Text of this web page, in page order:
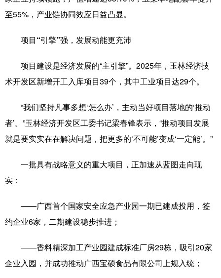
辽宁 吉林 上海 江苏
山东 河南
广东 广西 海南 重庆
四川 贵州 云南 西藏
陕西 甘肃 青海 宁夏
新疆 内蒙古 黑龙江
多语种频道
Русский язык 日本語 한국어
至55%，产业链协同效应日益凸显。
项目“引擎”强，发展动能更充沛
项目建设是经济发展的“主引擎”。2025年，玉林经济技
术开发区新增开工入库项目39个，其中工业项目达29个。
“我们坚持凡事多想‘怎么办’，主动当好项目落地的‘推动
者’。”玉林经济开发区工委书记梁春锋表示，“推动项目发展
就是要实实在在解决问题，把更多的‘不可能’变成‘一定能’。”
一批具有战略意义的重大项目，正加速从蓝图走向现
实：
——广西首个国家安全应急产业园一期已建成投用，签
约企业6家，二期建设稳步推进；
——香料精深加工产业园建成标准厂房29栋，吸引20家
企业入园，并成功推动广西宝硕食品有限公司上规入统；